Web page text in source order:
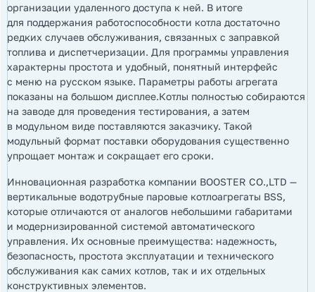
организации удаленного доступа к ней. В итоге
для поддержания работоспособности котла достаточно
редких случаев обслуживания, связанных с заправкой
топлива и диспетчеризации. Для программы управления
характерны простота и удобный, понятный интерфейс
с меню на русском языке. Параметры работы агрегата
показаны на большом дисплее.Котлы полностью собираются
на заводе для проведения тестирования, а затем
в модульном виде поставляются заказчику. Такой
модульный формат поставки оборудования существенно
упрощает монтаж и сокращает его сроки.
Инновационная разработка компании BOOSTER CO.,LTD —
вертикальные водотрубные паровые котлоагрегаты BSS,
которые отличаются от аналогов небольшими габаритами
и модернизированной системой автоматического
управления. Их основные преимущества: надежность,
безопасность, простота эксплуатации и технического
обслуживания как самих котлов, так и их отдельных
конструктивных элементов.